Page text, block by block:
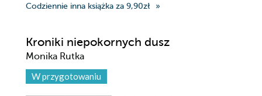
Codziennie inna książka za 9,90zł
Kroniki niepokornych dusz
Monika Rutka
W przygotowaniu